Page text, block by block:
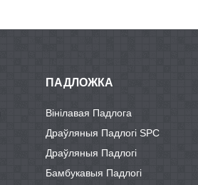
ПАДЛОЖКА
Вінілавая Падлога
Драўляныя Падлогі SPC
Драўляныя Падлогі
Бамбукавыя Падлогі